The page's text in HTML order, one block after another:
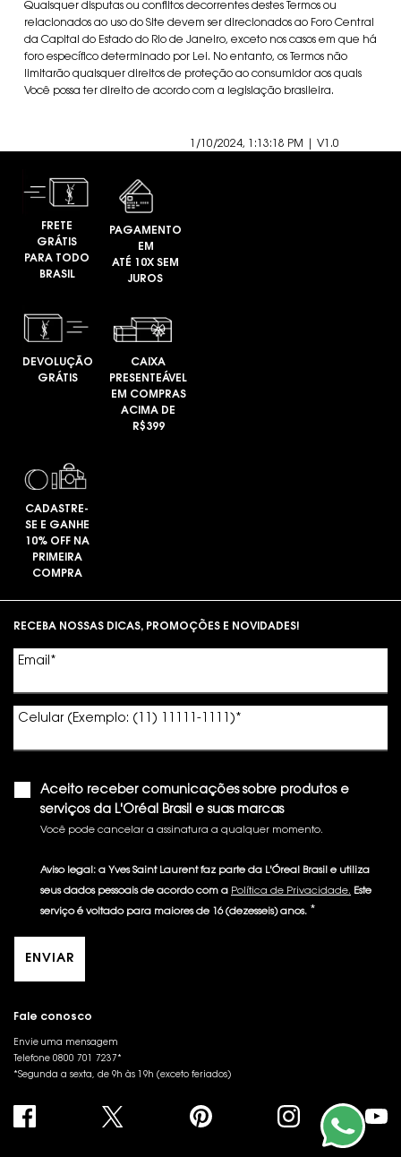
Quaisquer disputas ou conflitos decorrentes destes Termos ou
relacionados ao uso do Site devem ser direcionados ao Foro Central
da Capital do Estado do Rio de Janeiro, exceto nos casos em que há
foro específico determinado por Lei. No entanto, os Termos não
limitarão quaisquer direitos de proteção ao consumidor aos quais
Você possa ter direito de acordo com a legislação brasileira.
1/10/2024, 1:13:18 PM V1.0
FRETE
GRÁTIS
PARA TODO
BRASIL
PAGAMENTO
EM
ATÉ 10X SEM
JUROS
DEVOLUÇÃO
GRÁTIS
CAIXA
PRESENTEÁVEL
EM COMPRAS
ACIMA DE
R$399
CADASTRE-
SE E GANHE
10% OFF NA
PRIMEIRA
COMPRA
RECEBA NOSSAS DICAS, PROMOÇÕES E NOVIDADES!
Email *
Celular (Exemplo: (11) 11111-1111) *
Aceito receber comunicações sobre produtos e
serviços da L'Oréal Brasil e suas marcas
Você pode cancelar a assinatura a qualquer momento.​
Aviso legal: a Yves Saint Laurent faz parte da L'Óreal Brasil e utiliza
seus dados pessoais de acordo com a Política de Privacidade. Este
serviço é voltado para maiores de 16 (dezesseis) anos. *
ENVIAR
Fale conosco
Envie uma mensagem
Telefone 0800 701 7237*
*Segunda a sexta, de 9h às 19h (exceto feriados)